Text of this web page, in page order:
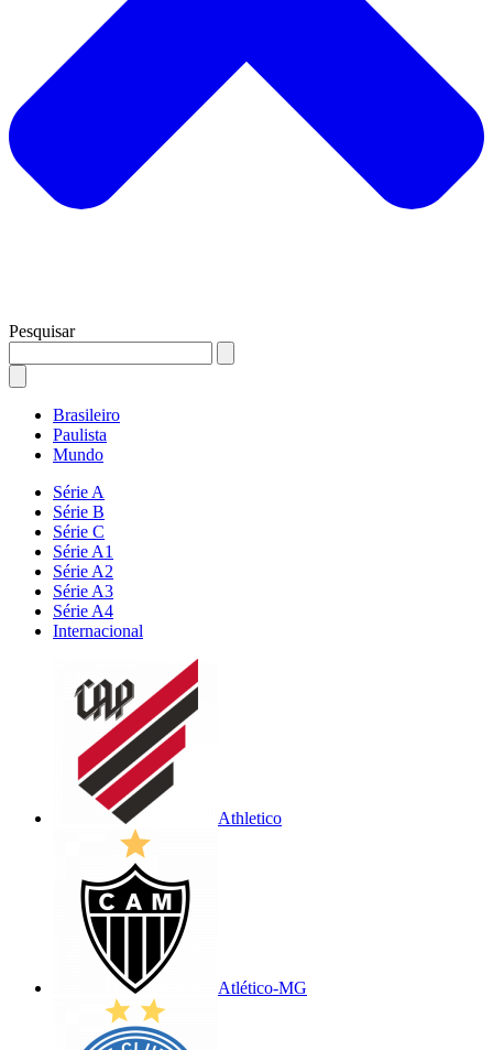
Pesquisar
Brasileiro
Paulista
Mundo
Série A
Série B
Série C
Série A1
Série A2
Série A3
Série A4
Internacional
Athletico
Atlético-MG